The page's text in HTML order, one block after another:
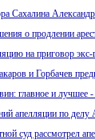
Сахалина
о продлении
на приговор экс-
и Горбачев
главное и лучшее -
апелляции по делу
суд рассмотрел